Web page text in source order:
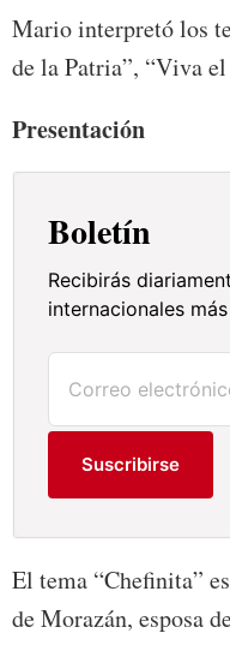
Mario interpretó los
de la Patria”, “Viva
Presentación
Boletín
Recibirás
internacionales
Suscribirse
El tema “Chefinita”
de Morazán, esposa